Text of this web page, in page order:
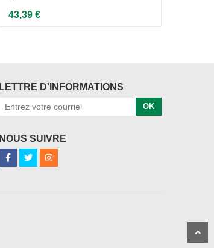
43,39 €
LETTRE D'INFORMATIONS
OK
NOUS SUIVRE